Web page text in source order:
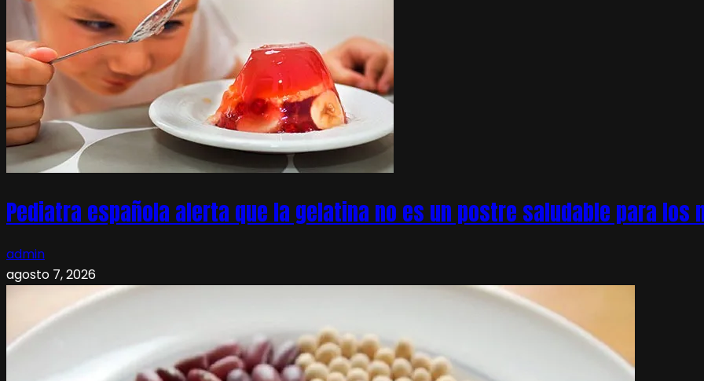
Pediatra española alerta que la gelatina no es un postre saludable para los
admin
agosto 7, 2026